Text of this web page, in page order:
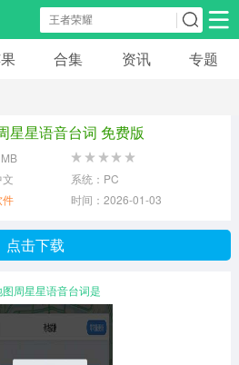
安卓游戏
合集 资讯 专题
星星语音台词 免费版
系统：PC
件 时间：2026-01-03
点击下载
周星星语音台词是